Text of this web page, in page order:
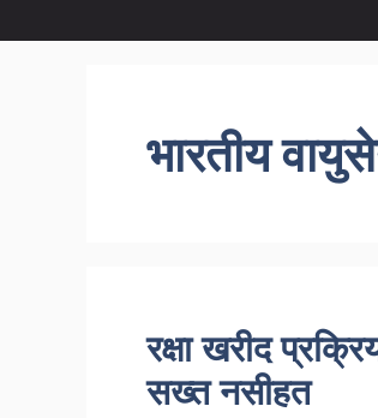
भारतीय
रक्षा खरीद
सख्त नसीहत